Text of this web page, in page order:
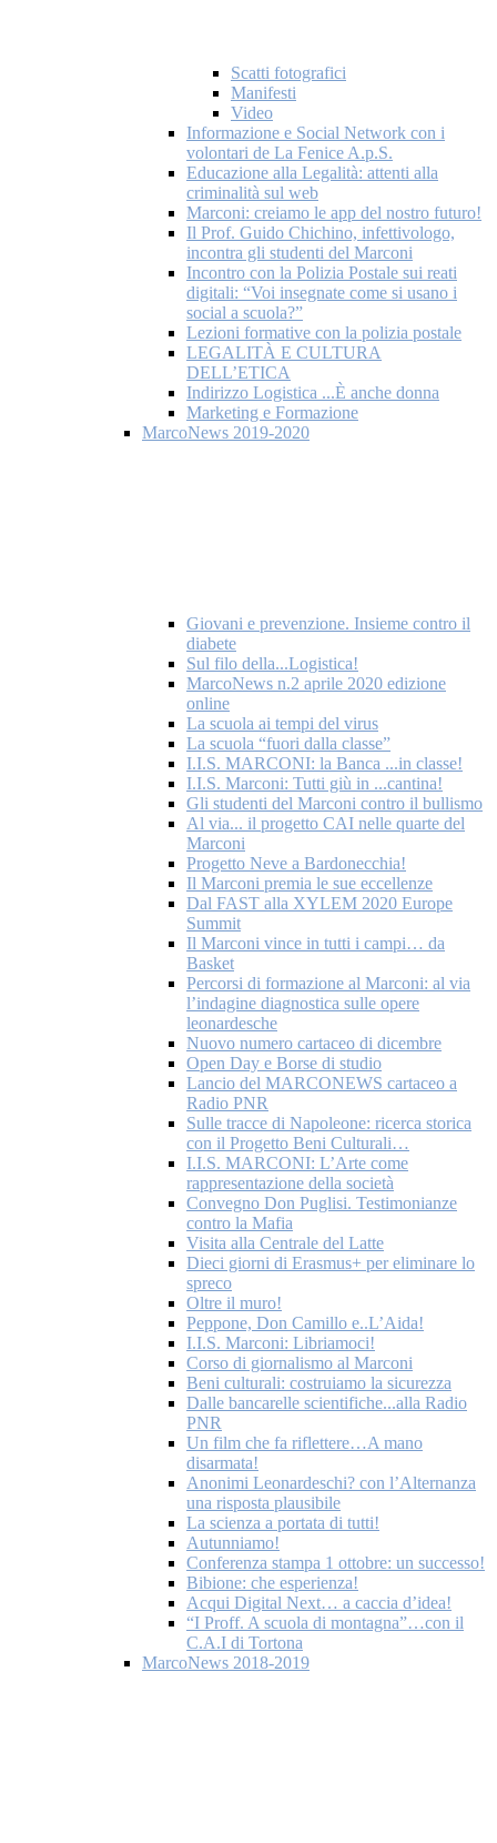
Scatti fotografici
Manifesti
Video
Informazione e Social Network con i
volontari de La Fenice A.p.S.
Educazione alla Legalità: attenti alla
criminalità sul web
Marconi: creiamo le app del nostro futuro!
Il Prof. Guido Chichino, infettivologo,
incontra gli studenti del Marconi
Incontro con la Polizia Postale sui reati
digitali: “Voi insegnate come si usano i
social a scuola?”
Lezioni formative con la polizia postale
LEGALITÀ E CULTURA
DELL’ETICA
Indirizzo Logistica ...È anche donna
Marketing e Formazione
MarcoNews 2019-2020
Giovani e prevenzione. Insieme contro il
diabete
Sul filo della...Logistica!
MarcoNews n.2 aprile 2020 edizione
online
La scuola ai tempi del virus
La scuola “fuori dalla classe”
I.I.S. MARCONI: la Banca ...in classe!
I.I.S. Marconi: Tutti giù in ...cantina!
Gli studenti del Marconi contro il bullismo
Al via... il progetto CAI nelle quarte del
Marconi
Progetto Neve a Bardonecchia!
Il Marconi premia le sue eccellenze
Dal FAST alla XYLEM 2020 Europe
Summit
Il Marconi vince in tutti i campi… da
Basket
Percorsi di formazione al Marconi: al via
l’indagine diagnostica sulle opere
leonardesche
Nuovo numero cartaceo di dicembre
Open Day e Borse di studio
Lancio del MARCONEWS cartaceo a
Radio PNR
Sulle tracce di Napoleone: ricerca storica
con il Progetto Beni Culturali…
I.I.S. MARCONI: L’Arte come
rappresentazione della società
Convegno Don Puglisi. Testimonianze
contro la Mafia
Visita alla Centrale del Latte
Dieci giorni di Erasmus+ per eliminare lo
spreco
Oltre il muro!
Peppone, Don Camillo e..L’Aida!
I.I.S. Marconi: Libriamoci!
Corso di giornalismo al Marconi
Beni culturali: costruiamo la sicurezza
Dalle bancarelle scientifiche...alla Radio
PNR
Un film che fa riflettere…A mano
disarmata!
Anonimi Leonardeschi? con l’Alternanza
una risposta plausibile
La scienza a portata di tutti!
Autunniamo!
Conferenza stampa 1 ottobre: un successo!
Bibione: che esperienza!
Acqui Digital Next… a caccia d’idea!
“I Proff. A scuola di montagna”…con il
C.A.I di Tortona
MarcoNews 2018-2019